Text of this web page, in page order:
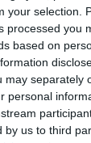
your selection.
processed you
based on
may separately
personal
by us to third
9
e Altri
Vendite al